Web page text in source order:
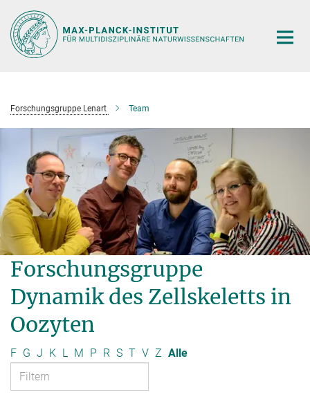
Hauptinhalt
Forschungsgruppe Lenart Team
Forschungsgruppe
Dynamik des Zellskeletts in
Oozyten
F G J K L M P R S T V Z Alle